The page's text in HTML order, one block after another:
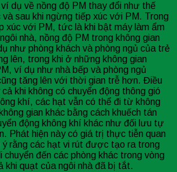
dụ về nồng độ PM thay đổi như thế
sau khi ngừng tiếp xúc với PM. Trong
xúc với PM, tức là khi bật máy làm ẩm
nhà, nồng độ PM trong không gian
như phòng khách và phòng ngủ của trẻ
lên, trong khi ở những không gian
ví dụ như nhà bếp và phòng ngủ
tăng lên với thời gian trễ hơn. Điều
khi không có chuyển động thông gió
khí, các hạt vẫn có thể đi từ không
gian khác bằng cách khuếch tán
động không khí khác như đối lưu tự
Phát hiện này có giá trị thực tiễn quan
rằng các hạt vi rút được tạo ra trong
đến các phòng khác trong vòng
khi quạt của ngôi nhà đã bị tắt.